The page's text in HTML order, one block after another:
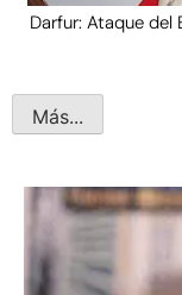
Darfur: Ataque del
Más...